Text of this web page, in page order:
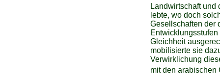
Landwirtschaft
lebte, wo doch
Gesellschaften der
Gleichheit
mobilisierte sie
Verwirklichung
mit den arabischen